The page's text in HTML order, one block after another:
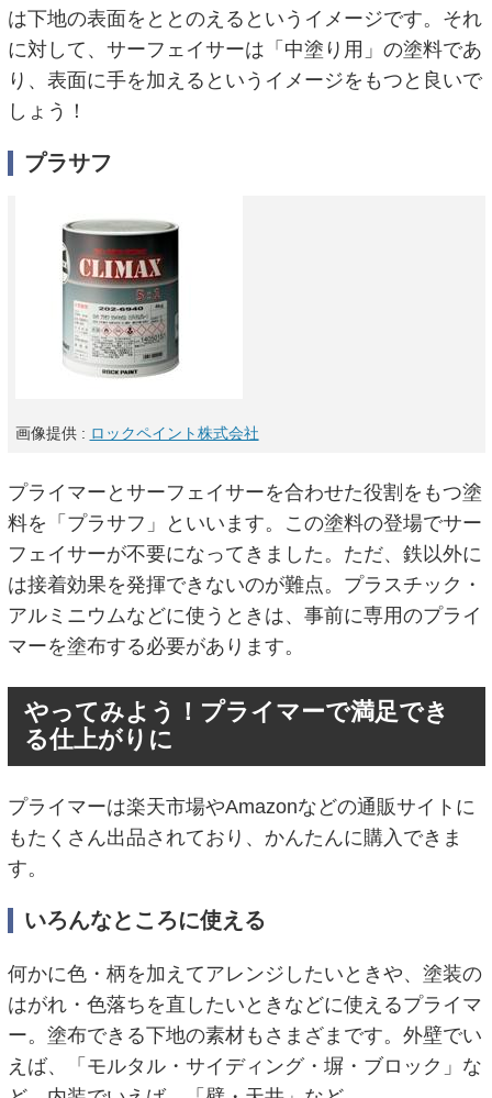
は下地の表面をととのえるというイメージです。それ
に対して、サーフェイサーは「中塗り用」の塗料であ
り、表面に手を加えるというイメージをもつと良いで
しょう！
プラサフ
画像提供 : ロックペイント株式会社
プライマーとサーフェイサーを合わせた役割をもつ塗
料を「プラサフ」といいます。この塗料の登場でサー
フェイサーが不要になってきました。ただ、鉄以外に
は接着効果を発揮できないのが難点。プラスチック・
アルミニウムなどに使うときは、事前に専用のプライ
マーを塗布する必要があります。
やってみよう！プライマーで満足でき
る仕上がりに
プライマーは楽天市場やAmazonなどの通販サイトに
もたくさん出品されており、かんたんに購入できま
す。
いろんなところに使える
何かに色・柄を加えてアレンジしたいときや、塗装の
はがれ・色落ちを直したいときなどに使えるプライマ
ー。塗布できる下地の素材もさまざまです。外壁でい
えば、「モルタル・サイディング・塀・ブロック」な